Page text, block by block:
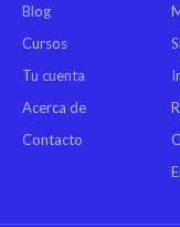
Blog
Cursos
Tu cuenta
Acerca de
Contacto